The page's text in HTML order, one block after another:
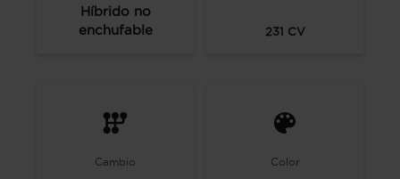
Híbrido no
enchufable
231 CV
Cambio Color